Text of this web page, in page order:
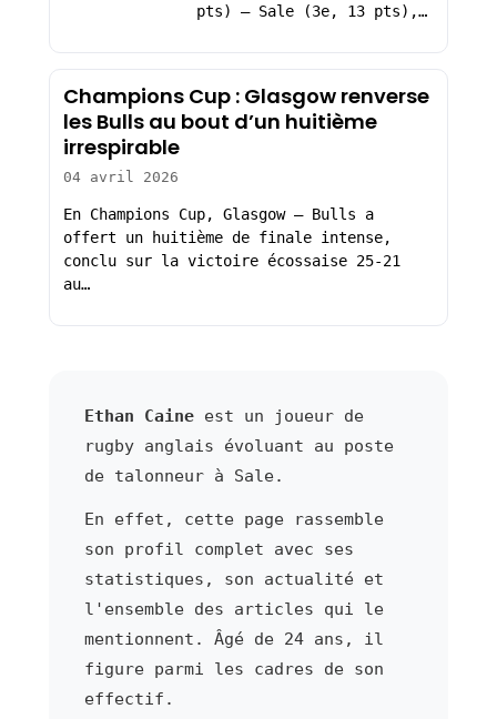
pts) – Sale (3e, 13 pts),…
Champions Cup : Glasgow renverse
les Bulls au bout d’un huitième
irrespirable
04 avril 2026
En Champions Cup, Glasgow – Bulls a
offert un huitième de finale intense,
conclu sur la victoire écossaise 25-21
au…
Ethan Caineest un joueur de
rugby anglais évoluant au poste
de talonneur à Sale.
En effet, cette page rassemble
son profil complet avec ses
statistiques, son actualité et
l'ensemble des articles qui le
mentionnent. Âgé de 24 ans, il
figure parmi les cadres de son
effectif.